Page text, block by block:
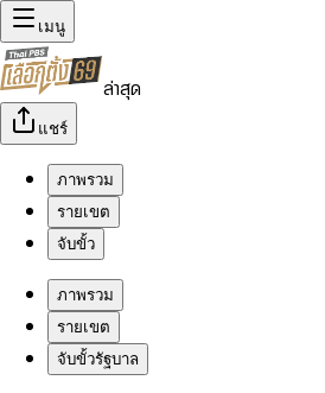
เมนู
ล่าสุด
แชร์
ภาพรวม
รายเขต
จับขั้ว
ภาพรวม
รายเขต
จับขั้วรัฐบาล